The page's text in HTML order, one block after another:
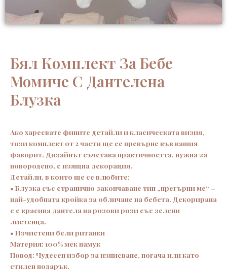
Бял Комплект За Бебе
Момиче С Дантелена
Блузка
Ако харесвате фините детайли и класическата визия,
този комплект от 2 части ще се превърне във вашия
фаворит. Дизайнът съчетава практичността, нужна за
новородено, с изящна декорация.
Детайли, в които ще се влюбите:
• Блузка със странично закопчаване тип „прегърни ме“ –
най-удобната кройка за обличане на бебета. Декорирана
е с красива дантела на розови рози със зелени
листенца.
• Изчистени бели ританки
Материя: 100% мек памук
Повод: Чудесен избор за изписване, погача или като
стилен подарък.